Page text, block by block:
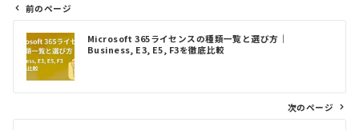
ゲ
ー
前のページ
Microsoft 365ライセンスの種類一覧と選び方｜
Business, E3, E5, F3を徹底比較
次のページ